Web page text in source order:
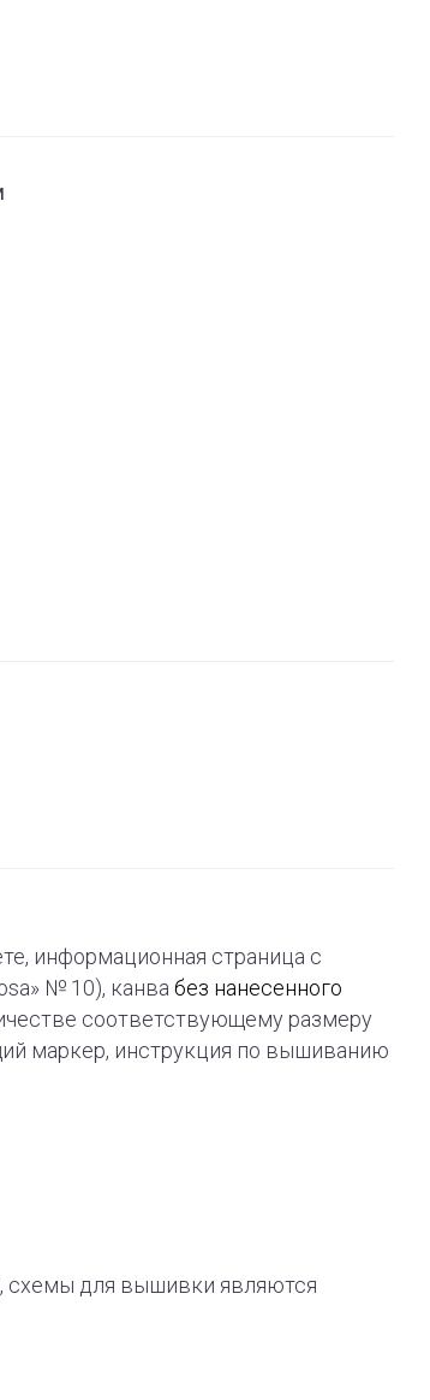
информационная страница с
№ 10), канва без нанесенного
соответствующему размеру
маркер, инструкция по вышиванию
схемы для вышивки являются